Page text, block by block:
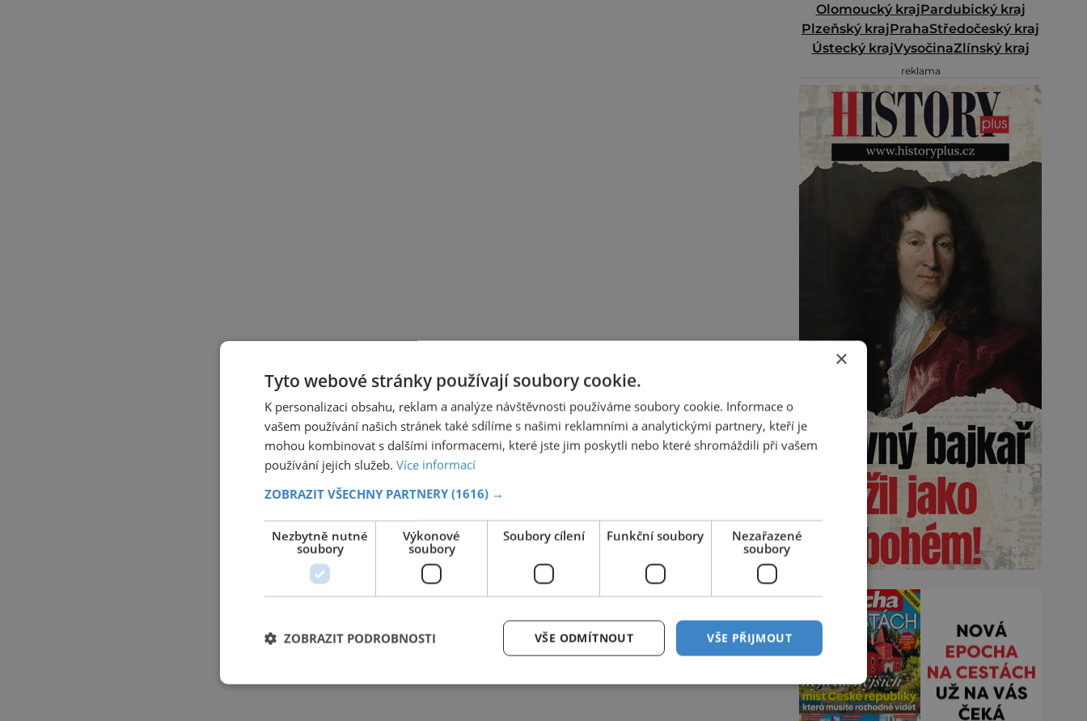
Olomoucký krajPardubický kraj
Plzeňský krajPrahaStředočeský kraj
Ústecký krajVysočinaZlínský kraj
reklama
×
Tyto webové stránky používají soubory cookie.
K personalizaci obsahu, reklam a analýze návštěvnosti používáme soubory cookie. Informace o
vašem používání našich stránek také sdílíme s našimi reklamními a analytickými partnery, kteří je
mohou kombinovat s dalšími informacemi, které jste jim poskytli nebo které shromáždili při vašem
používání jejich služeb. Více informací
ZOBRAZIT VŠECHNY PARTNERY (1616) →
Nezbytně nutné
soubory
Výkonové
soubory
Soubory cílení Funkční soubory
Nezařazené
soubory
VŠE PŘIJMOUT
VŠE ODMÍTNOUT
ZOBRAZIT PODROBNOSTI